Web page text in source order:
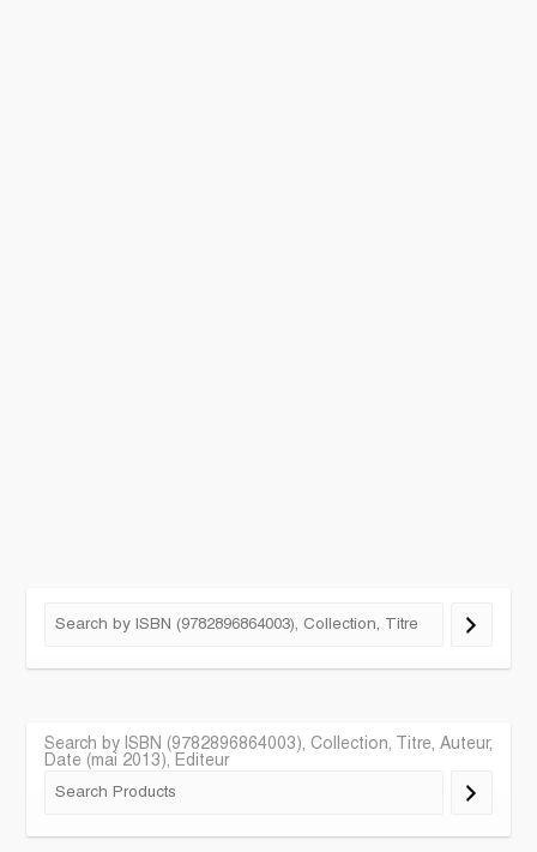
Search by ISBN (9782896864003), Collection, Titre, Auteur,
Date (mai 2013), Editeur